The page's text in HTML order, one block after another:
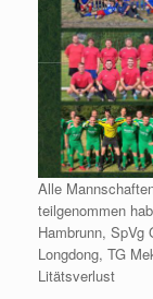
Alle
teilgenommen
Hambrunn, SpVg
Longdong, TG
Litätsverlust